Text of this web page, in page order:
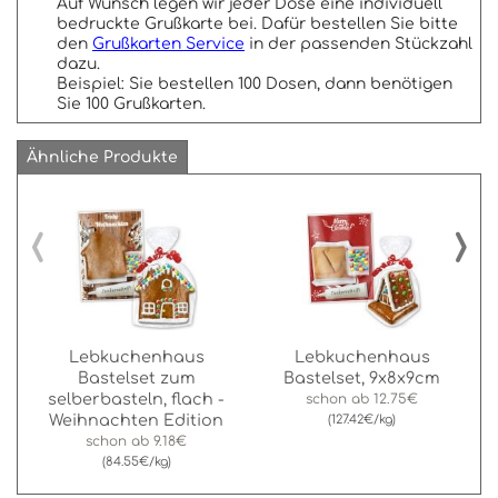
Auf Wunsch legen wir jeder Dose eine individuell
bedruckte Grußkarte bei. Dafür bestellen Sie bitte
den Grußkarten Service in der passenden Stückzahl
dazu.
Beispiel: Sie bestellen 100 Dosen, dann benötigen
Sie 100 Grußkarten.
Ähnliche Produkte
Lebkuchenhaus
Bastelset zum
selberbasteln, flach -
Weihnachten Edition
schon ab 9.18€
(84.55€/kg)
Lebkuchenhaus
Bastelset, 9x8x9cm
schon ab 12.75€
(127.42€/kg)
‹ ›